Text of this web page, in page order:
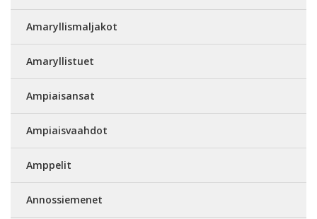
Amaryllismaljakot
Amaryllistuet
Ampiaisansat
Ampiaisvaahdot
Amppelit
Annossiemenet